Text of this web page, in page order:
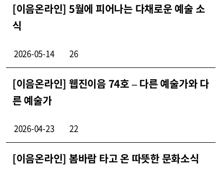
[이음온라인] 5월에 피어나는 다채로운 예술 소
식
2026-05-14 26
[이음온라인] 웹진이음 74호 – 다른 예술가와 다
른 예술가
2026-04-23 22
[이음온라인] 봄바람 타고 온 따뜻한 문화소식